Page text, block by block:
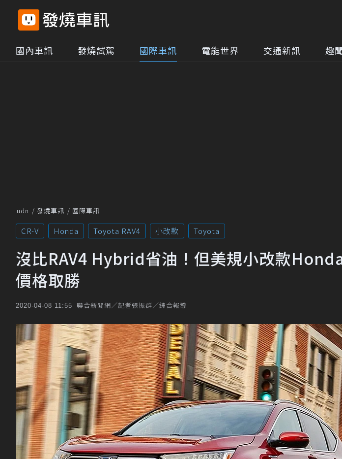
國內車訊 發燒試駕 國際車訊 電能世界 交通新訊 趣
udn 發燒車訊 國際車訊
CR-V Honda Toyota RAV4 小改款 Toyota
沒比RAV4 Hybrid省油！但美規小改款
價格取勝
2020-04-08 11:55 聯合新聞網／記者張振群／綜合報導